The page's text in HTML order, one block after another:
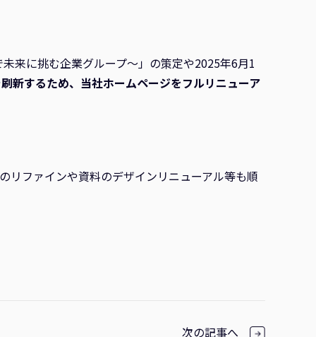
来に挑む企業グループ～」の策定や2025年6月1
新するため、当社ホームページをフルリニューア
リファインや資料のデザインリニューアル等も順
次の記事へ